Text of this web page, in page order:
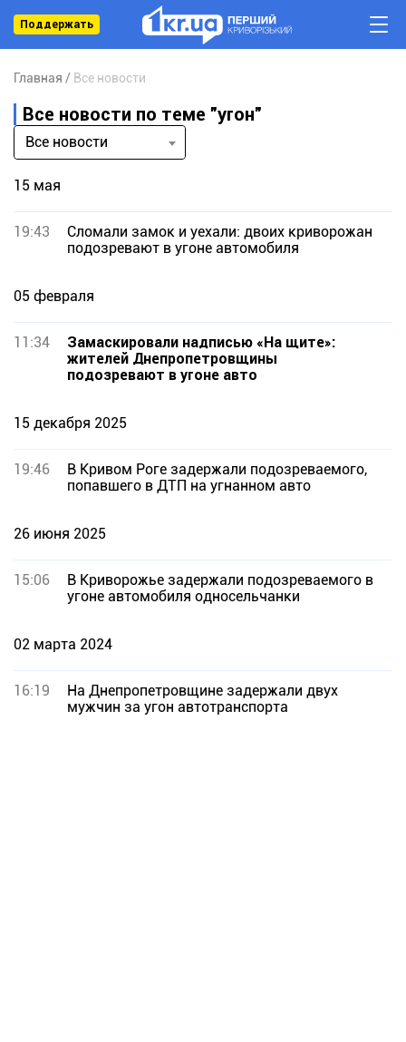
Поддержать
Главная Все новости
Все новости по теме "угон"
Все новости
15 мая
19:43
Сломали замок и уехали: двоих криворожан
подозревают в угоне автомобиля
05 февраля
11:34
Замаскировали надписью «На щите»:
жителей Днепропетровщины
подозревают в угоне авто
15 декабря 2025
19:46
В Кривом Роге задержали подозреваемого,
попавшего в ДТП на угнанном авто
26 июня 2025
15:06
В Криворожье задержали подозреваемого в
угоне автомобиля односельчанки
02 марта 2024
16:19
На Днепропетровщине задержали двух
мужчин за угон автотранспорта